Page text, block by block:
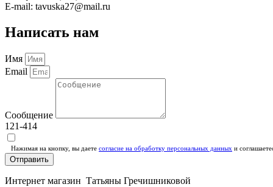
E-mail: tavuska27@mail.ru
Написать нам
Имя
Email
Сообщение
121-414
Нажимая на кнопку, вы даете согласие на обработку персональных данных и
Отправить
Интернет магазин Татьяны Гречишниковой